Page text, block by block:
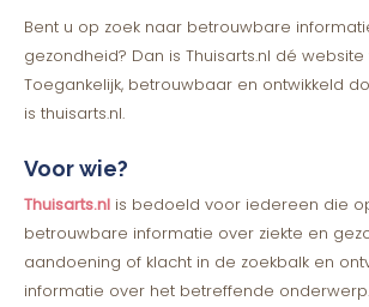
Bent u op zoek naar betrouwbare
gezondheid? Dan is Thuisarts.nl dé website
Toegankelijk, betrouwbaar en ontwikkeld
is thuisarts.nl.
Voor wie?
Thuisarts.nl is bedoeld voor iedereen die
betrouwbare informatie over ziekte en
aandoening of klacht in de zoekbalk en
informatie over het betreffende onderwerp.